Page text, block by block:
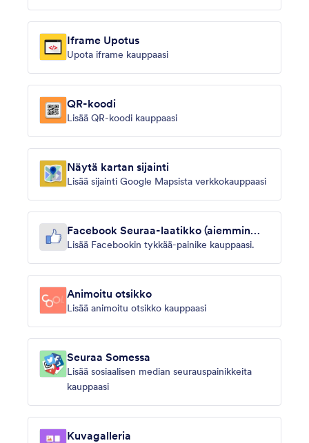
Iframe Upotus
Upota iframe kauppaasi
QR-koodi
Lisää QR-koodi kauppaasi
Näytä kartan sijainti
Lisää sijainti Google Mapsista verkkokauppaasi
Facebook Seuraa-laatikko (aiemmin
Tykkää-laatikko)
Lisää Facebookin tykkää-painike kauppaasi.
Animoitu otsikko
Lisää animoitu otsikko kauppaasi
Seuraa Somessa
Lisää sosiaalisen median seurauspainikkeita
kauppaasi
Kuvagalleria